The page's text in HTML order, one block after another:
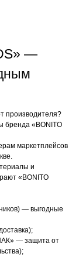
—
производителя?
бренда «BONITO
маркетплейсов
и
«BONITO
— выгодные
— защита от